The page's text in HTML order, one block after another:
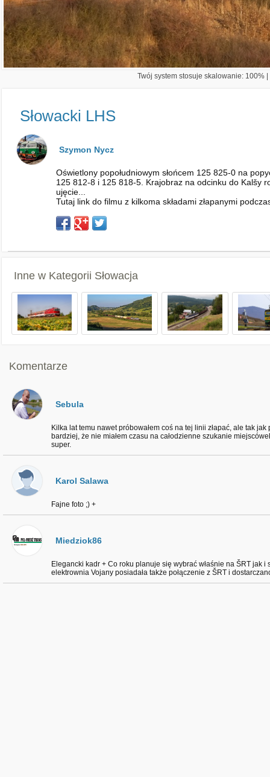
Twój system stosuje skalowanie: 100%
Słowacki LHS
Szymon Nycz
Oświetlony popołudniowym słońcem 125 825-0 na
125 812-8 i 125 818-5. Krajobraz na odcinku do Kalšy
ujęcie...
Tutaj link do filmu z kilkoma składami złapanymi
Inne w Kategorii Słowacja
Komentarze
Sebula
Kilka lat temu nawet próbowałem coś na tej linii złapać, ale tak
bardziej, że nie miałem czasu na całodzienne szukanie
super.
Karol Salawa
Fajne foto ;) +
Miedziok86
Elegancki kadr + Co roku planuje się wybrać właśnie na ŠRT jak
elektrownia Vojany posiadała także połączenie z ŠRT i